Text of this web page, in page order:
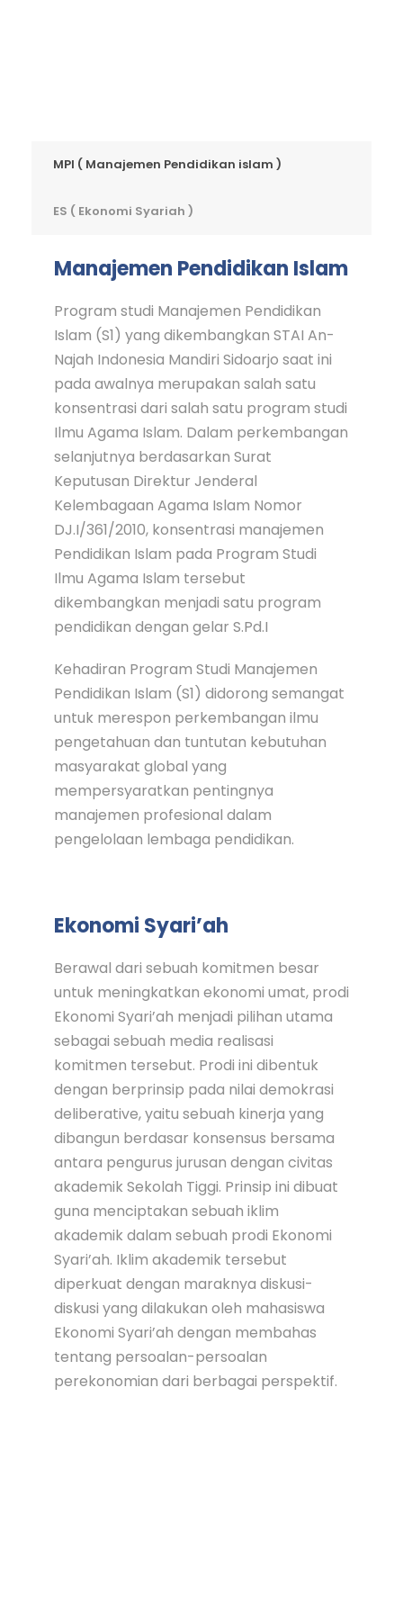
MPI ( Manajemen Pendidikan islam )
ES ( Ekonomi Syariah )
Manajemen Pendidikan Islam
Program studi Manajemen Pendidikan
Islam (S1) yang dikembangkan STAI An-
Najah Indonesia Mandiri Sidoarjo saat ini
pada awalnya merupakan salah satu
konsentrasi dari salah satu program studi
Ilmu Agama Islam. Dalam perkembangan
selanjutnya berdasarkan Surat
Keputusan Direktur Jenderal
Kelembagaan Agama Islam Nomor
DJ.I/361/2010, konsentrasi manajemen
Pendidikan Islam pada Program Studi
Ilmu Agama Islam tersebut
dikembangkan menjadi satu program
pendidikan dengan gelar S.Pd.I
Kehadiran Program Studi Manajemen
Pendidikan Islam (S1) didorong semangat
untuk merespon perkembangan ilmu
pengetahuan dan tuntutan kebutuhan
masyarakat global yang
mempersyaratkan pentingnya
manajemen profesional dalam
pengelolaan lembaga pendidikan.
Ekonomi Syari’ah
Berawal dari sebuah komitmen besar
untuk meningkatkan ekonomi umat, prodi
Ekonomi Syari’ah menjadi pilihan utama
sebagai sebuah media realisasi
komitmen tersebut. Prodi ini dibentuk
dengan berprinsip pada nilai demokrasi
deliberative, yaitu sebuah kinerja yang
dibangun berdasar konsensus bersama
antara pengurus jurusan dengan civitas
akademik Sekolah Tiggi. Prinsip ini dibuat
guna menciptakan sebuah iklim
akademik dalam sebuah prodi Ekonomi
Syari’ah. Iklim akademik tersebut
diperkuat dengan maraknya diskusi-
diskusi yang dilakukan oleh mahasiswa
Ekonomi Syari’ah dengan membahas
tentang persoalan-persoalan
perekonomian dari berbagai perspektif.